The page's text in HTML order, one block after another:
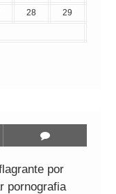
28
29
por
pornografia